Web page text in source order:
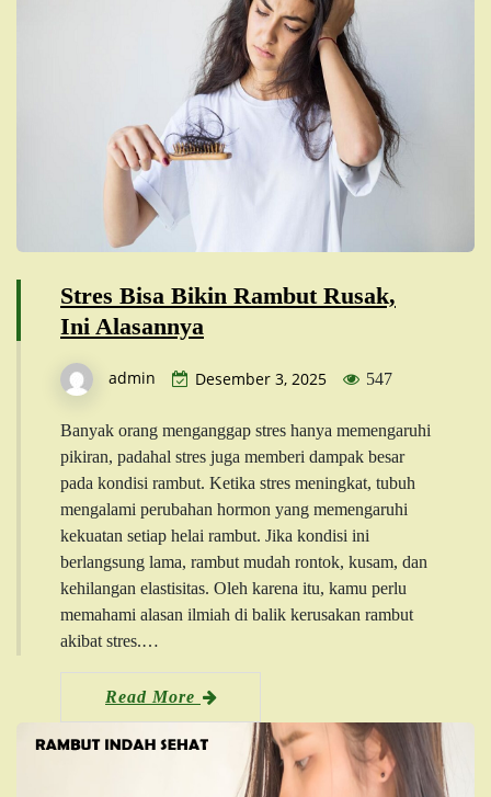
Stres Bisa Bikin Rambut Rusak,
Ini Alasannya
admin Desember 3, 2025 547
Banyak orang menganggap stres hanya memengaruhi
pikiran, padahal stres juga memberi dampak besar
pada kondisi rambut. Ketika stres meningkat, tubuh
mengalami perubahan hormon yang memengaruhi
kekuatan setiap helai rambut. Jika kondisi ini
berlangsung lama, rambut mudah rontok, kusam, dan
kehilangan elastisitas. Oleh karena itu, kamu perlu
memahami alasan ilmiah di balik kerusakan rambut
akibat stres.…
Read More